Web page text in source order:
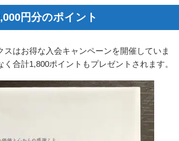
円分のポイント
はお得な入会キャンペーンを開催していま
合計1,800ポイントもプレゼントされます。